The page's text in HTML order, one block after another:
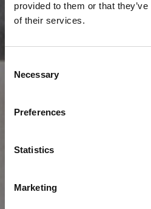
provided to them or that
of their services.
Consent
Selection
Necessary
Preferences
Statistics
Marketing